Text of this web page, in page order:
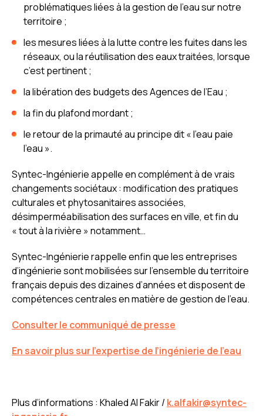
problématiques liées à la gestion de l’eau sur notre
territoire ;
les mesures liées à la lutte contre les fuites dans les
réseaux, ou la réutilisation des eaux traitées, lorsque
c’est pertinent ;
la libération des budgets des Agences de l’Eau ;
la fin du plafond mordant ;
le retour de la primauté au principe dit « l’eau paie
l’eau ».
Syntec-Ingénierie appelle en complément à de vrais
changements sociétaux : modification des pratiques
culturales et phytosanitaires associées,
désimperméabilisation des surfaces en ville, et fin du
« tout à la rivière » notamment…
Syntec-Ingénierie rappelle enfin que les entreprises
d’ingénierie sont mobilisées sur l’ensemble du territoire
français depuis des dizaines d’années et disposent de
compétences centrales en matière de gestion de l’eau.
Consulter le communiqué de presse
En savoir plus sur l’expertise de l’ingénierie de l’eau
Plus d’informations : Khaled Al Fakir /k.alfakir@syntec-